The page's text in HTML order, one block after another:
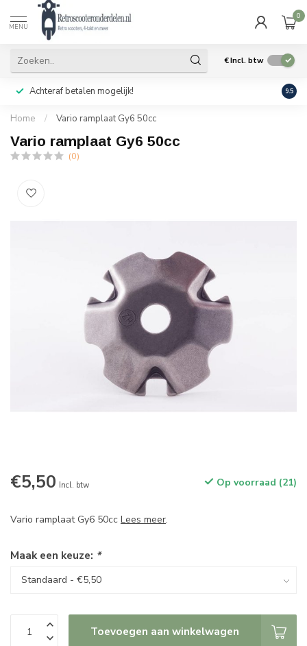
MENU
0
€Incl. btw
Achteraf betalen mogelijk! Geen
9.5
Home / Vario ramplaat Gy6 50cc
Vario ramplaat Gy6 50cc
(0)
€5,50 Incl. btw Op voorraad (21)
Vario ramplaat Gy6 50cc Lees meer.
Maak een keuze: *
Toevoegen aan winkelwagen